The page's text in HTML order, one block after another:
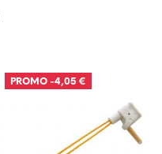
PROMO -4,05 €